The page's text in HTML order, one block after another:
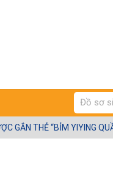
Tìm
GẮN THẺ “BỈM YIYING